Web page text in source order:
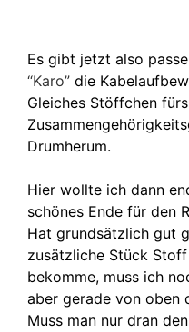
Es gibt jetzt also
“Karo” die
Gleiches Stöffchen fürs
Drumherum.
Hier wollte ich dann
schönes Ende für den
Hat grundsätzlich gut
zusätzliche Stück
bekomme, muss ich
aber gerade von oben
Muss man nur dran